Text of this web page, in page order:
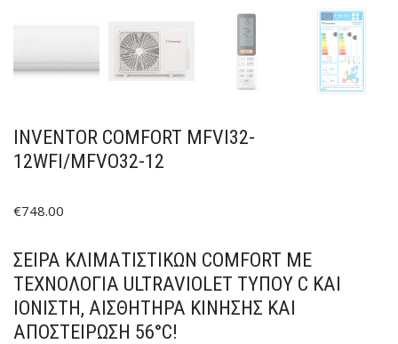
INVENTOR COMFORT MFVI32-
12WFI/MFVO32-12
€748.00
ΣΕΙΡΆ ΚΛΙΜΑΤΙΣΤΙΚΏΝ COMFORT ΜΕ
ΤΕΧΝΟΛΟΓΊΑ ULTRAVIOLET ΤΎΠΟΥ C ΚΑΙ
ΙΟΝΙΣΤΉ, ΑΙΣΘΉΤΗΡΑ ΚΊΝΗΣΗΣ ΚΑΙ
ΑΠΟΣΤΕΊΡΩΣΗ 56°C!